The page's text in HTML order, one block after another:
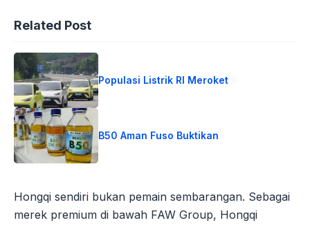
Related Post
Populasi Listrik RI Meroket
B50 Aman Fuso Buktikan
Hongqi sendiri bukan pemain sembarangan. Sebagai
merek premium di bawah FAW Group, Hongqi